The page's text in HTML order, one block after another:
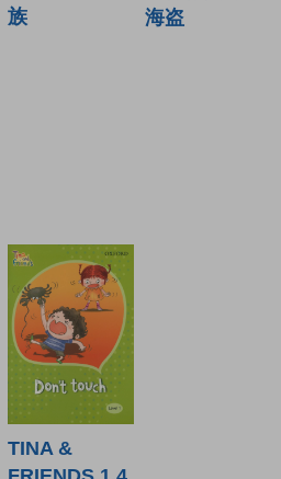
族
海盗
TINA &